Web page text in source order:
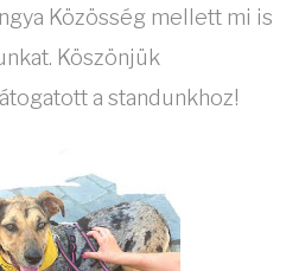
Közösség mellett mi is
Köszönjük
a standunkhoz!